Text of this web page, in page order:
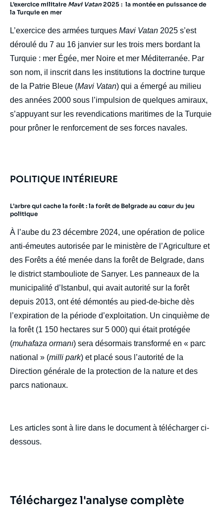
L’exercice militaire Mavi Vatan 2025 : la montée en puissance de
la Turquie en mer
L’exercice des armées turques Mavi Vatan 2025 s’est
déroulé du 7 au 16 janvier sur les trois mers bordant la
Turquie : mer Égée, mer Noire et mer Méditerranée. Par
son nom, il inscrit dans les institutions la doctrine turque
de la Patrie Bleue (Mavi Vatan) qui a émergé au milieu
des années 2000 sous l’impulsion de quelques amiraux,
s’appuyant sur les revendications maritimes de la Turquie
pour prôner le renforcement de ses forces navales.
POLITIQUE INTÉRIEURE
L’arbre qui cache la forêt : la forêt de Belgrade au cœur du jeu
politique
À l’aube du 23 décembre 2024, une opération de police
anti-émeutes autorisée par le ministère de l’Agriculture et
des Forêts a été menée dans la forêt de Belgrade, dans
le district stambouliote de Sarıyer. Les panneaux de la
municipalité d’Istanbul, qui avait autorité sur la forêt
depuis 2013, ont été démontés au pied-de-biche dès
l’expiration de la période d’exploitation. Un cinquième de
la forêt (1 150 hectares sur 5 000) qui était protégée
(muhafaza ormanı) sera désormais transformé en « parc
national » (milli park) et placé sous l’autorité de la
Direction générale de la protection de la nature et des
parcs nationaux.
Les articles sont à lire dans le document à télécharger ci-
dessous.
Téléchargez l'analyse complète
couverture
de